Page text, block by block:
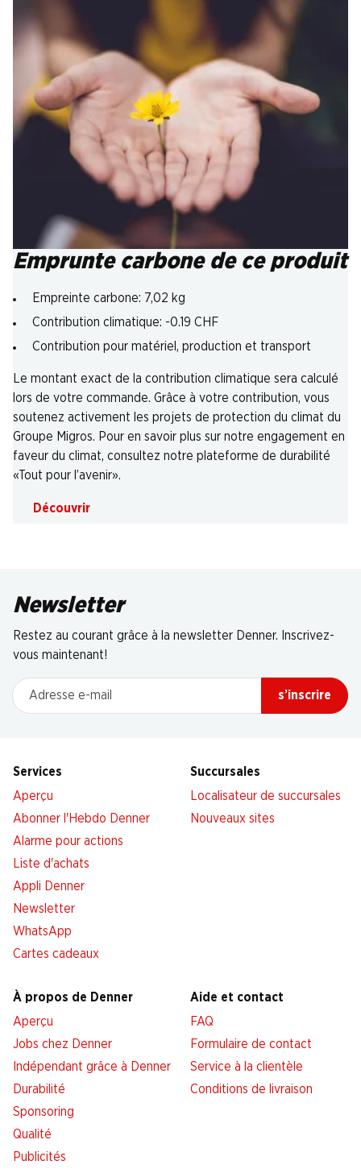
Emprunte carbone de ce produit
Empreinte carbone: 7,02 kg
Contribution climatique: -0.19 CHF
Contribution pour matériel, production et transport
Le montant exact de la contribution climatique sera calculé
lors de votre commande. Grâce à votre contribution, vous
soutenez activement les projets de protection du climat du
Groupe Migros. Pour en savoir plus sur notre engagement en
faveur du climat, consultez notre plateforme de durabilité
«Tout pour l’avenir».
Découvrir
Newsletter
Restez au courant grâce à la newsletter Denner. Inscrivez-
vous maintenant!
Adresse e-mail
s’inscrire
Services
Aperçu
Abonner l'Hebdo Denner
Alarme pour actions
Liste d'achats
Appli Denner
Newsletter
WhatsApp
Cartes cadeaux
Succursales
Localisateur de succursales
Nouveaux sites
À propos de Denner
Aperçu
Jobs chez Denner
Indépendant grâce à Denner
Durabilité
Sponsoring
Qualité
Publicités
Aide et contact
FAQ
Formulaire de contact
Service à la clientèle
Conditions de livraison